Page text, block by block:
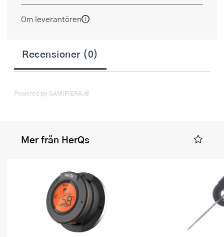
Om leverantören
Recensioner (0)
Powered by GAMIFIERA.®
Mer från HerQs